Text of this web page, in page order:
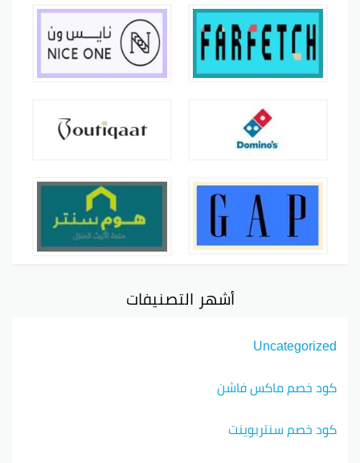
أشهر التصنيفات
Uncategorized
كود خصم ماكس فاشن
كود خصم سنتربوينت